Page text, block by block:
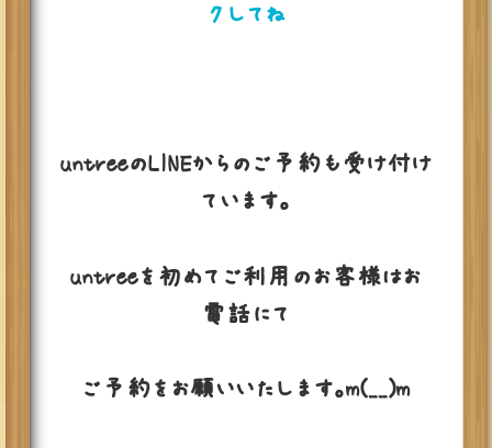
クしてね
untreeのLINEからのご予約も受け付け
ています。
untreeを初めてご利用のお客様はお
電話にて
ご予約をお願いいたします。m(__)m